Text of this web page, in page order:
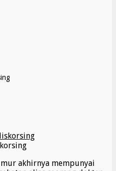
akhirnya mempunyai